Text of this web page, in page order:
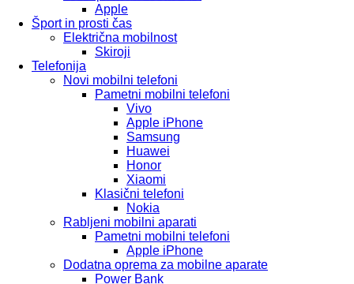
Apple
Šport in prosti čas
Električna mobilnost
Skiroji
Telefonija
Novi mobilni telefoni
Pametni mobilni telefoni
Vivo
Apple iPhone
Samsung
Huawei
Honor
Xiaomi
Klasični telefoni
Nokia
Rabljeni mobilni aparati
Pametni mobilni telefoni
Apple iPhone
Dodatna oprema za mobilne aparate
Power Bank